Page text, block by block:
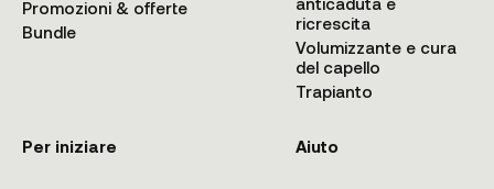
Promozioni & offerte
Bundle
ricrescita
Volumizzante e cura
del capello
Trapianto
Per iniziare Aiuto